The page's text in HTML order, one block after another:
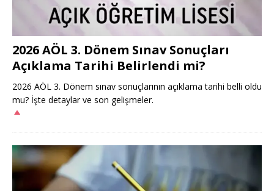
2026 AÖL 3. Dönem Sınav Sonuçları
Açıklama Tarihi Belirlendi mi?
2026 AÖL 3. Dönem sınav sonuçlarının açıklama tarihi belli oldu
mu? İşte detaylar ve son gelişmeler.